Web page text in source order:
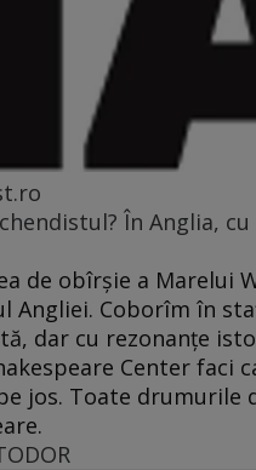
În Anglia,
de obîrşie a Marelui
Angliei. Coborîm în
dar cu rezonanţe
Center faci
jos. Toate drumurile